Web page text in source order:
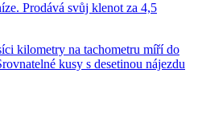
Prodává svůj klenot za 4,5
kilometry na tachometru míří do
kusy s desetinou nájezdu